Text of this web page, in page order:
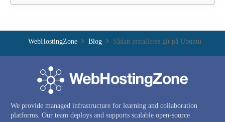
WebHostingZone Blog Sådan installeres git på Ubuntu
We provide managed infrastructure for learning and collaboration
platforms. Our team deploys and supports scalable open-source